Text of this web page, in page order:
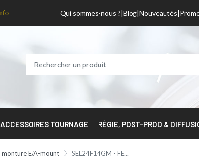
Qui sommes-nous ? Blog Nouveautés
ACCESSOIRES TOURNAGE RÉGIE, POST-PROD &
E/A-mount SEL24F14GM - FE...